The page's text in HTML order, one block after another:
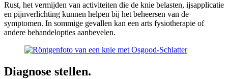
Rust, het vermijden van activiteiten die de knie belasten, ijsapplicatie
en pijnverlichting kunnen helpen bij het beheersen van de
symptomen. In sommige gevallen kan een arts fysiotherapie of
andere behandelopties aanbevelen.
Diagnose stellen.